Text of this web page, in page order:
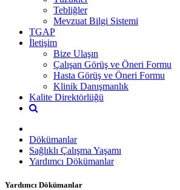
Tebliğler
Mevzuat Bilgi Sistemi
TGAP
İletişim
Bize Ulaşın
Çalışan Görüş ve Öneri Formu
Hasta Görüş ve Öneri Formu
Klinik Danışmanlık
Kalite Direktörlüğü
Dökümanlar
Sağlıklı Çalışma Yaşamı
Yardımcı Dökümanlar
Yardımcı Dökümanlar